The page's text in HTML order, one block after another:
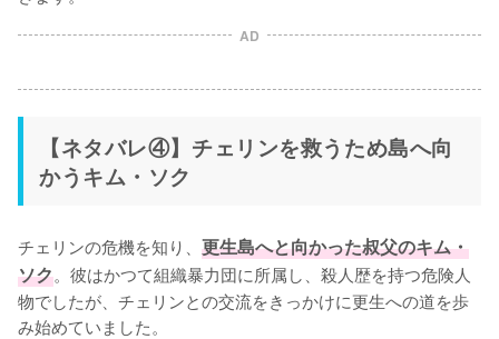
AD
【ネタバレ④】チェリンを救うため島へ向
かうキム・ソク
チェリンの危機を知り、 更生島へと向かった叔父のキム・
ソク。彼はかつて組織暴力団に所属し、殺人歴を持つ危険人
物でしたが、チェリンとの交流をきっかけに更生への道を歩
み始めていました。